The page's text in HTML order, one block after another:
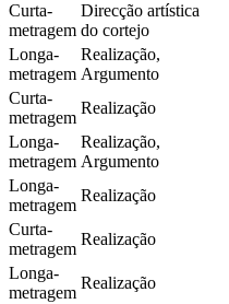
Curta-
metragem
Direcção artística
do cortejo
Longa-
metragem
Realização,
Argumento
Curta-
metragem
Realização
Longa-
metragem
Realização,
Argumento
Longa-
metragem
Realização
Curta-
metragem
Realização
Longa-
metragem
Realização